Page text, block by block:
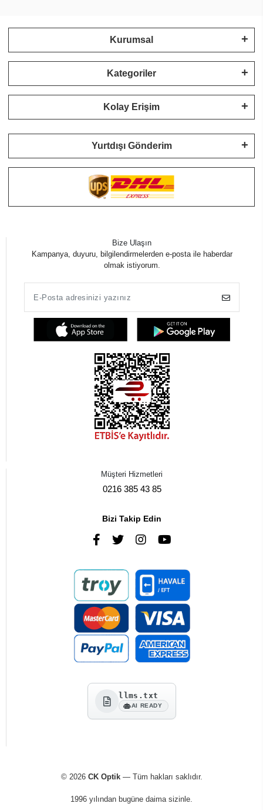
Kurumsal
Kategoriler
Kolay Erişim
Yurtdışı Gönderim
Bize Ulaşın
Kampanya, duyuru, bilgilendirmelerden e-posta ile haberdar
olmak istiyorum.
Müşteri Hizmetleri
0216 385 43 85
Bizi Takip Edin
llms.txt
AI READY
© 2026 CK Optik— Tüm hakları saklıdır.
1996 yılından bugüne daima sizinle.